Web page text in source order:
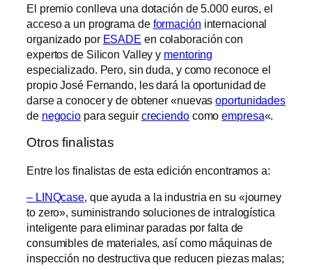
El premio conlleva una dotación de 5.000 euros, el
acceso a un programa de formación internacional
organizado por ESADE en colaboración con
expertos de Silicon Valley y mentoring
especializado. Pero, sin duda, y como reconoce el
propio José Fernando, les dará la oportunidad de
darse a conocer y de obtener «nuevasoportunidades
de negocio para seguir creciendocomoempresa«.
Otros finalistas
Entre los finalistas de esta edición encontramos a:
– LINQcase, que ayuda a la industria en su «journey
to zero», suministrando soluciones de intralogística
inteligente para eliminar paradas por falta de
consumibles de materiales, así como máquinas de
inspección no destructiva que reducen piezas malas;